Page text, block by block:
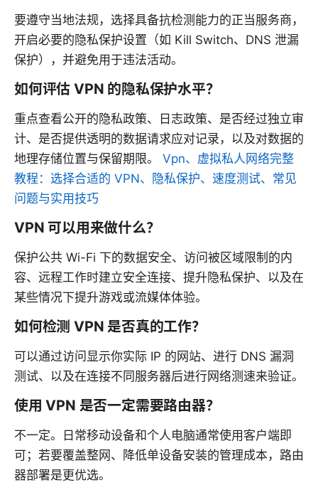
要遵守当地法规，选择具备抗检测能力的正当服务商，
开启必要的隐私保护设置（如 Kill Switch、DNS 泄漏
保护），并避免用于违法活动。
如何评估 VPN 的隐私保护水平？
重点查看公开的隐私政策、日志政策、是否经过独立审
计、是否提供透明的数据请求应对记录，以及对数据的
地理存储位置与保留期限。 Vpn、虚拟私人网络完整
教程：选择合适的 VPN、隐私保护、速度测试、常见
问题与实用技巧
VPN 可以用来做什么？
保护公共 Wi-Fi 下的数据安全、访问被区域限制的内
容、远程工作时建立安全连接、提升隐私保护、以及在
某些情况下提升游戏或流媒体体验。
如何检测 VPN 是否真的工作？
可以通过访问显示你实际 IP 的网站、进行 DNS 漏洞
测试、以及在连接不同服务器后进行网络测速来验证。
使用 VPN 是否一定需要路由器？
不一定。日常移动设备和个人电脑通常使用客户端即
可；若要覆盖整网、降低单设备安装的管理成本，路由
器部署是更优选。